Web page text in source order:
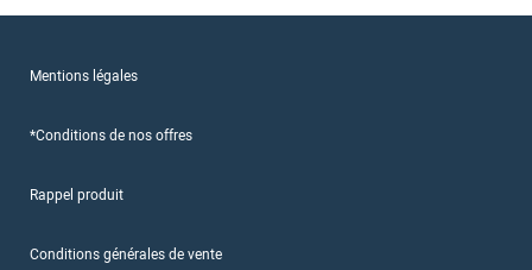
Mentions légales
*Conditions de nos offres
Rappel produit
Conditions générales de vente